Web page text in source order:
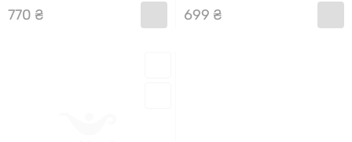
770 ₴ 699 ₴